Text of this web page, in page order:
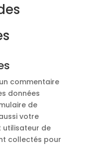
commentaire
données
de
votre
utilisateur de
collectés pour